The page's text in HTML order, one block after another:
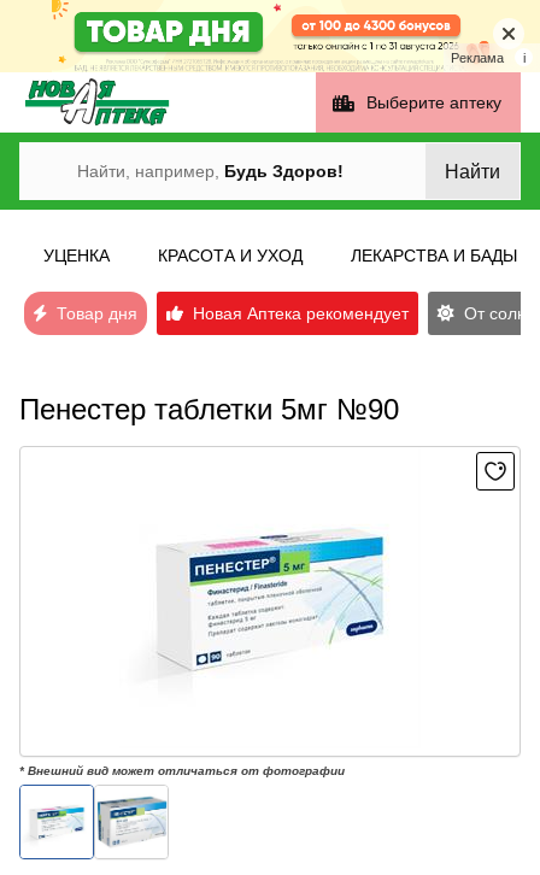
Реклама i
Выберите аптеку
Найти, например, Будь Здоров! Найти
УЦЕНКА КРАСОТА И УХОД ЛЕКАРСТВА И БАДЫ
Товар дня Новая Аптека рекомендует От
Пенестер таблетки 5мг №90
* Внешний вид может отличаться от фотографии